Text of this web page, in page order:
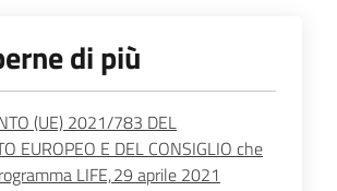
di più
(UE) 2021/783 DEL
EUROPEO E DEL CONSIGLIO che
LIFE, 29 aprile 2021